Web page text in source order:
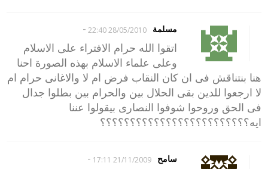
مسلمة 28/05/2010 22:40
-
اتقوا الله حرام الافتراء على الاسلام
وعلى علماء الاسلام بهذه الصورة احنا
هنا بنتناقش فى ان كان النقاب فرض ام لا والاغانى حرام ام
لا ارجعوا للدين بقى الحلال بين والحرام بين بطلوا جدال
فى الحق وروحوا شوفوا النصارى بيقولوا عننا
ايه؟؟؟؟؟؟؟؟؟؟؟؟؟؟؟؟؟؟؟؟؟؟؟؟؟
سامح 21/11/2009 17:11
-